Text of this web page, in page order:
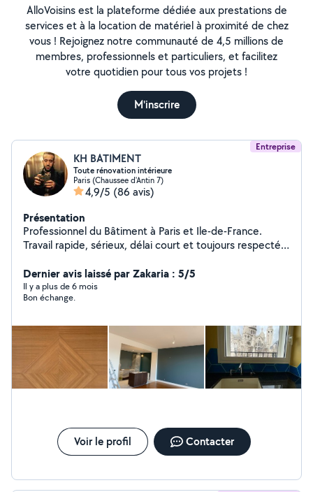
AlloVoisins est la plateforme dédiée aux prestations de
services et à la location de matériel à proximité de chez
vous ! Rejoignez notre communauté de 4,5 millions de
membres, professionnels et particuliers, et facilitez
votre quotidien pour tous vos projets !
M'inscrire
Entreprise
KH BATIMENT
Toute rénovation intérieure
Paris (Chaussee d'Antin 7)
4,9/5 (86 avis)
Présentation
Professionnel du Bâtiment à Paris et Ile-de-France.
Travail rapide, sérieux, délai court et toujours respecté.
démolition de cloison, reconstruction, rénovation
complète (haussmanien ou récent), travaux
d'éléctricité, plomberie. + de 200 chantiers réalisés ces
(1ère estimation possible à partir d'une simple vidéo via
sms ou whatsapp).
Dernier avis laissé par Zakaria : 5/5
Il y a plus de 6 mois
Bon échange.
Voir le profil Contacter